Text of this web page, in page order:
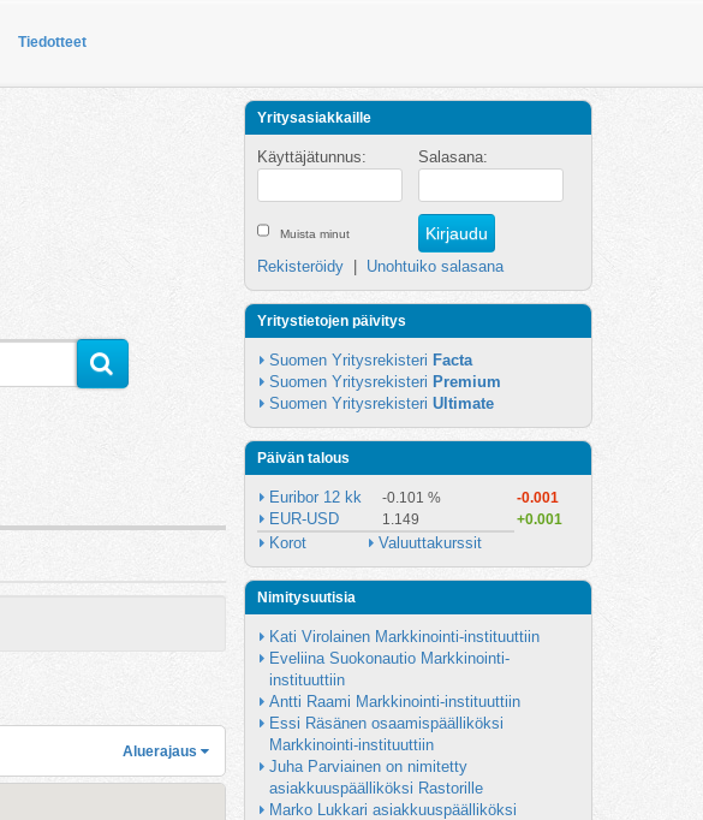
Tiedotteet
Aluerajaus
Yritysasiakkaille
Käyttäjätunnus: Salasana:
Muista minut
Rekisteröidy Unohtuiko salasana
Yritystietojen päivitys
Suomen Yritysrekisteri Facta
Suomen Yritysrekisteri Premium
Suomen Yritysrekisteri Ultimate
Päivän talous
Euribor 12 kk -0.101 % -0.001
EUR-USD 1.149 +0.001
Korot Valuuttakurssit
Nimitysuutisia
Kati Virolainen Markkinointi-instituuttiin
Eveliina Suokonautio Markkinointi-
instituuttiin
Antti Raami Markkinointi-instituuttiin
Essi Räsänen osaamispäälliköksi
Markkinointi-instituuttiin
Juha Parviainen on nimitetty
asiakkuuspäälliköksi Rastorille
Marko Lukkari asiakkuuspäälliköksi